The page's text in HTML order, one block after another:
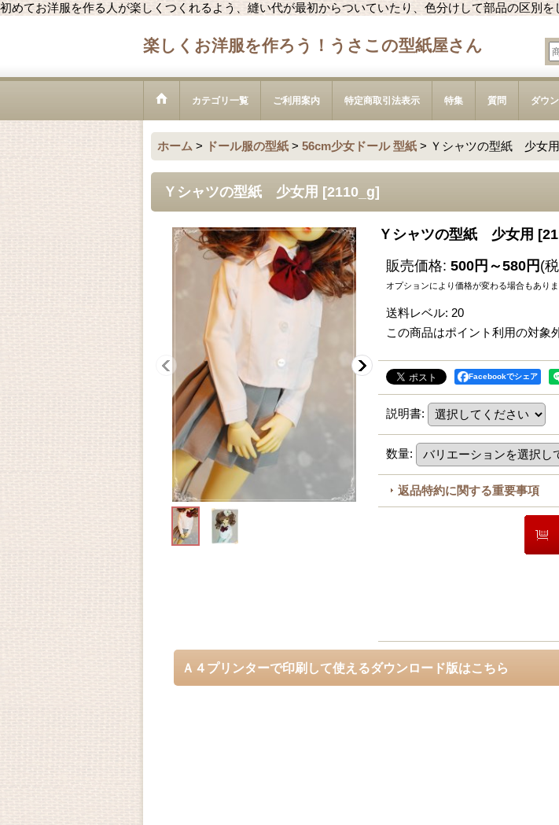
初めてお洋服を作る人が楽しくつくれるよう、縫い代が最初からついていたり、色分けして部品の区別
楽しくお洋服を作ろう！うさこの型紙屋さん
カテゴリ一覧 ご利用案内 特定商取引法表示 特集 質問 ダウ
ホーム > ドール服の型紙 > 56cm少女ドール 型紙 > Ｙシャツの型紙 少女用
Ｙシャツの型紙 少女用 [2110_g]
Ｙシャツの型紙 少女用 [
販売価格: 500円～580円(
オプションにより価格が変わる場合もありま
送料レベル: 20
この商品はポイント利用の対象
Facebookでシェア
説明書:
数量:
返品特約に関する重要事項
Ａ４プリンターで印刷して使えるダウンロード版はこちら